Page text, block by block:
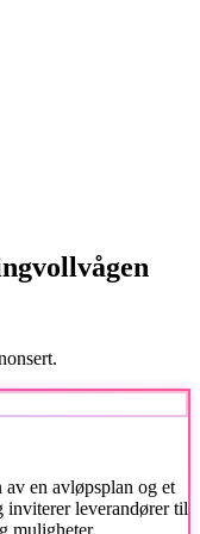
av en avløpsplan og et
leverandører til
muligheter.